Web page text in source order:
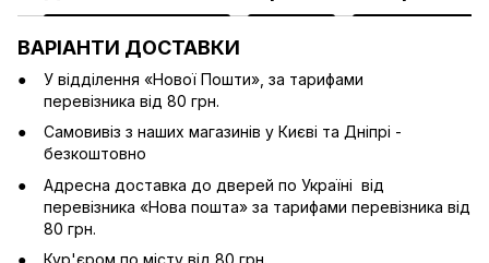
ВАРІАНТИ ДОСТАВКИ
У відділення «Нової Пошти», за тарифами
перевізника від 80 грн.
Cамовивіз з наших магазинів у Києві та Дніпрі -
безкоштовно
Адресна доставка до дверей по Україні від
перевізника «Нова пошта» за тарифами перевізника від
80 грн.
Кур'єром по місту від 80 грн.